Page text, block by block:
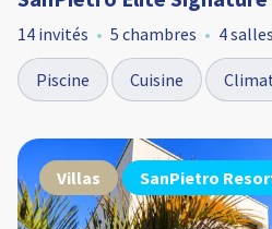
14 invités 5 chambres 4
Piscine Cuisine
Villas SanPietro